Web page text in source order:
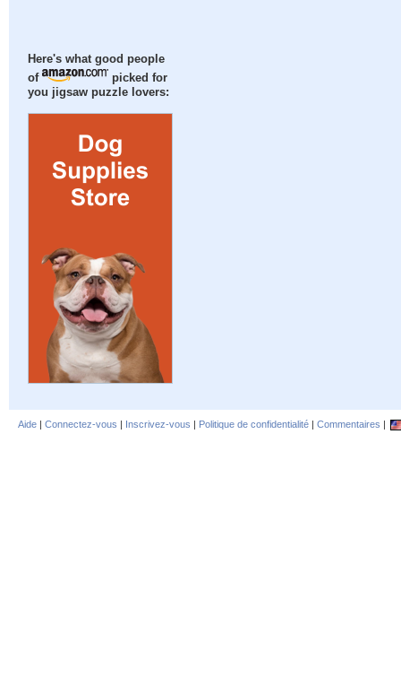
Here's what good people
of
picked for
you jigsaw puzzle lovers:
Aide | Connectez-vous | Inscrivez-vous | Politique de confidentialité | Commentaires |